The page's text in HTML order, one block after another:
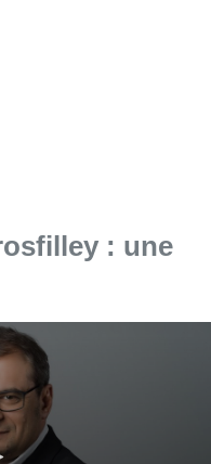
: une